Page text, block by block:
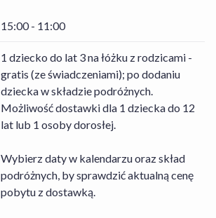
15:00 - 11:00
1 dziecko do lat 3 na łóżku z rodzicami -
gratis (ze świadczeniami); po dodaniu
dziecka w składzie podróżnych.
Możliwość dostawki dla 1 dziecka do 12
lat lub 1 osoby dorosłej.
Wybierz daty w kalendarzu oraz skład
podróżnych, by sprawdzić aktualną cenę
pobytu z dostawką.